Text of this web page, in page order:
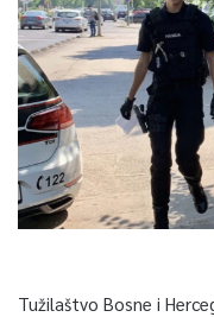
Tužilaštvo Bosne i